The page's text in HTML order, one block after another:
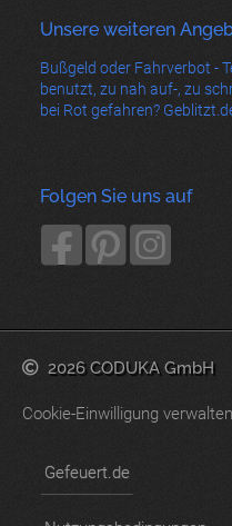
Unsere weiteren
Bußgeld oder Fahrverbot -
benutzt, zu nah auf-, zu
bei Rot gefahren?
Folgen Sie uns auf
2026 CODUKA GmbH
Cookie-Einwilligung verwalten
Gefeuert.de